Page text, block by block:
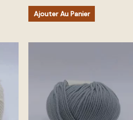
Ajouter Au Panier
plusieurs
variations.
Les